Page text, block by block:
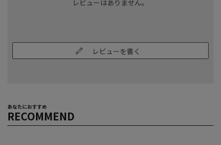
レビューはありません。
レビューを書く
あなたにおすすめ
RECOMMEND